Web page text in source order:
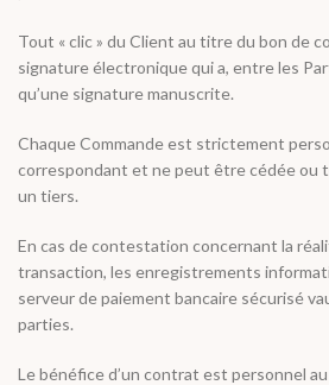
Tout « clic » du Client au titre du bon de
signature électronique qui a, entre les
qu’une signature manuscrite.
Chaque Commande est strictement
correspondant et ne peut être cédée ou
un tiers.
En cas de contestation concernant la
transaction, les enregistrements
serveur de paiement bancaire sécurisé
parties.
Le bénéfice d’un contrat est personnel